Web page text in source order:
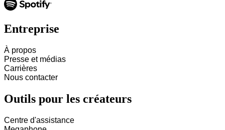
Entreprise
À propos
Presse et médias
Carrières
Nous contacter
Outils pour les créateurs
Centre d'assistance